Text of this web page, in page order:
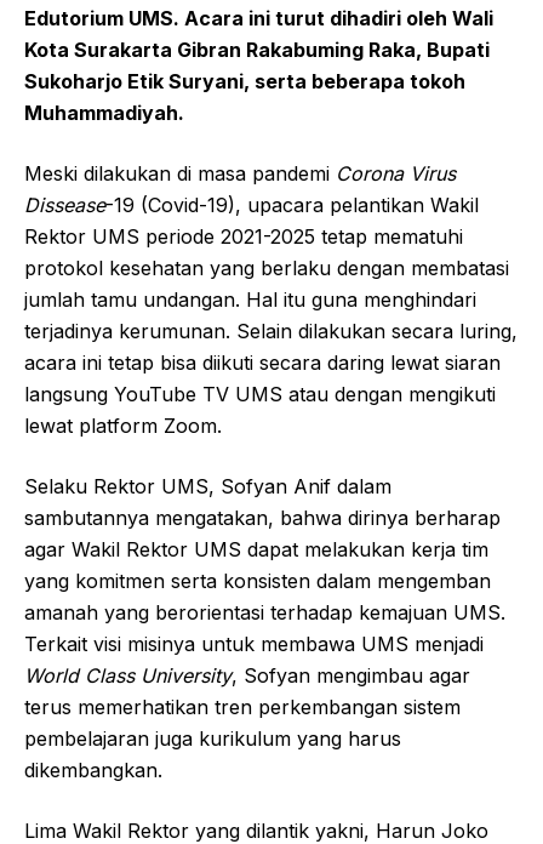
Edutorium UMS. Acara ini turut dihadiri oleh Wali
Kota Surakarta Gibran Rakabuming Raka, Bupati
Sukoharjo Etik Suryani, serta beberapa tokoh
Muhammadiyah.
Meski dilakukan di masa pandemi Corona Virus
Dissease-19 (Covid-19), upacara pelantikan Wakil
Rektor UMS periode 2021-2025 tetap mematuhi
protokol kesehatan yang berlaku dengan membatasi
jumlah tamu undangan. Hal itu guna menghindari
terjadinya kerumunan. Selain dilakukan secara luring,
acara ini tetap bisa diikuti secara daring lewat siaran
langsung YouTube TV UMS atau dengan mengikuti
lewat platform Zoom.
Selaku Rektor UMS, Sofyan Anif dalam
sambutannya mengatakan, bahwa dirinya berharap
agar Wakil Rektor UMS dapat melakukan kerja tim
yang komitmen serta konsisten dalam mengemban
amanah yang berorientasi terhadap kemajuan UMS.
Terkait visi misinya untuk membawa UMS menjadi
World Class University, Sofyan mengimbau agar
terus memerhatikan tren perkembangan sistem
pembelajaran juga kurikulum yang harus
dikembangkan.
Lima Wakil Rektor yang dilantik yakni, Harun Joko